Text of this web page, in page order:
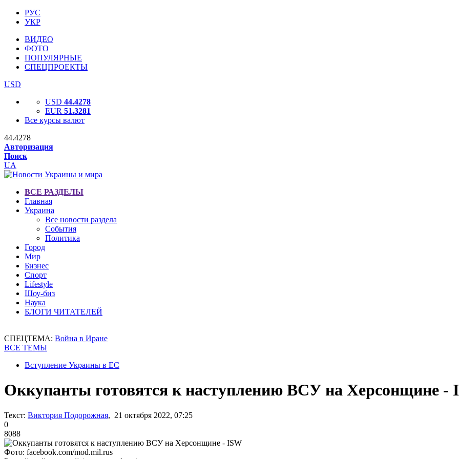
РУС
УКР
ВИДЕО
ФОТО
ПОПУЛЯРНЫЕ
СПЕЦПРОЕКТЫ
USD
USD 44.4278
EUR 51.3281
Все курсы валют
44.4278
Авторизация
Поиск
UA
ВСЕ РАЗДЕЛЫ
Главная
Украина
Все новости раздела
События
Политика
Город
Мир
Бизнес
Спорт
Lifestyle
Шоу-биз
Наука
БЛОГИ ЧИТАТЕЛЕЙ
СПЕЦТЕМА: Война в Иране
ВСЕ ТЕМЫ
Вступление Украины в ЕС
Оккупанты готовятся к наступлению ВСУ на Херсонщине -
Текст: Виктория Подорожная, 21 октября 2022, 07:25
0
8088
Фото: facebook.com/mod.mil.rus